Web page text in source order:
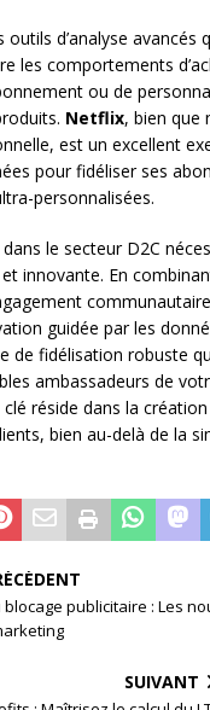
outils d’analyse avancés
les comportements
ou de
Netflix, bien que
est un excellent
pour fidéliser ses
personnalisées.
le secteur D2C
innovante. En
guidée par les
de fidélisation robuste
ambassadeurs de
clé réside dans la création
bien au-delà de la
blocage publicitaire : Les
SUIVANT